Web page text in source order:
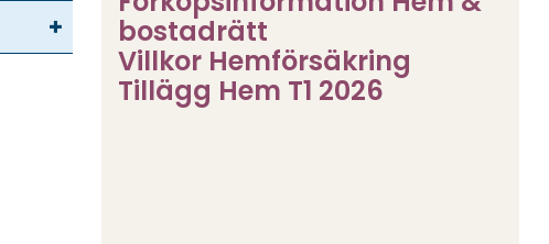
bostadrätt
Villkor Hemförsäkring
Tillägg Hem T1 2026